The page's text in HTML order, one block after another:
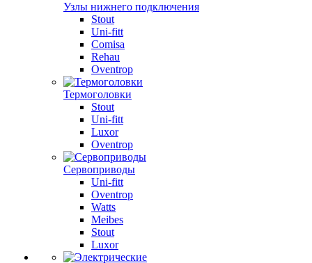
Узлы нижнего подключения
Stout
Uni-fitt
Comisa
Rehau
Oventrop
Термоголовки
Stout
Uni-fitt
Luxor
Oventrop
Сервоприводы
Uni-fitt
Oventrop
Watts
Meibes
Stout
Luxor